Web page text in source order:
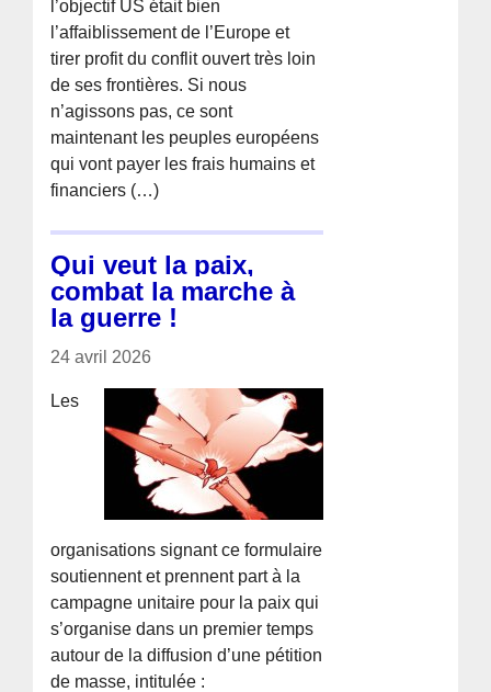
l’objectif US était bien
l’affaiblissement de l’Europe et
tirer profit du conflit ouvert très loin
de ses frontières. Si nous
n’agissons pas, ce sont
maintenant les peuples européens
qui vont payer les frais humains et
financiers (…)
Qui veut la paix,
combat la marche à
la guerre !
24 avril 2026
Les
organisations signant ce formulaire
soutiennent et prennent part à la
campagne unitaire pour la paix qui
s’organise dans un premier temps
autour de la diffusion d’une pétition
de masse, intitulée :